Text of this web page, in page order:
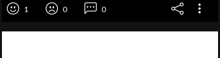
1 0 0